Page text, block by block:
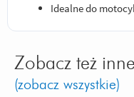
Idealne do
Zobacz też
(zobacz wszystkie)